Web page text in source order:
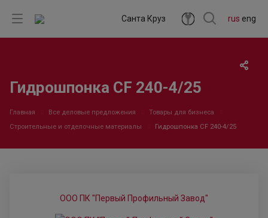
rus eng
Санта Круз
Гидрошпонка CF 240-4/25
Главная Все деловые предложения
Товары для бизнеса
Строительные и отделочные материалы
Гидрошпонка CF 240-4/25
ООО ПК "Первый Профильный Завод"